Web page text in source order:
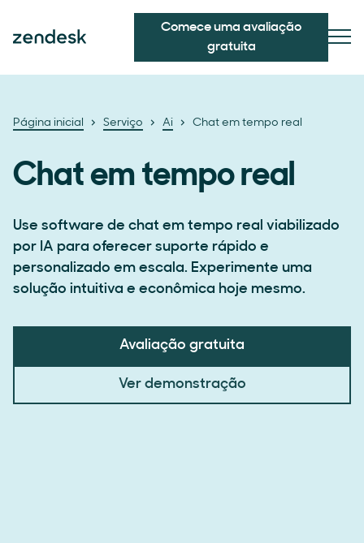
Comece uma avaliação
gratuita
Página inicial Serviço Ai Chat em tempo real
Chat em tempo real
Use software de chat em tempo real viabilizado
por IA para oferecer suporte rápido e
personalizado em escala. Experimente uma
solução intuitiva e econômica hoje mesmo.
Avaliação gratuita
Ver demonstração